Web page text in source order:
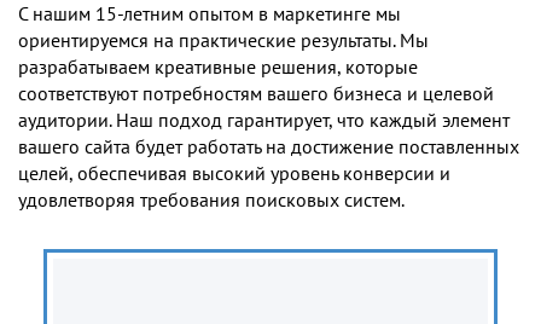
С нашим 15-летним опытом в маркетинге мы
ориентируемся на практические результаты. Мы
разрабатываем креативные решения, которые
соответствуют потребностям вашего бизнеса и целевой
аудитории. Наш подход гарантирует, что каждый элемент
вашего сайта будет работать на достижение поставленных
целей, обеспечивая высокий уровень конверсии и
удовлетворяя требования поисковых систем.